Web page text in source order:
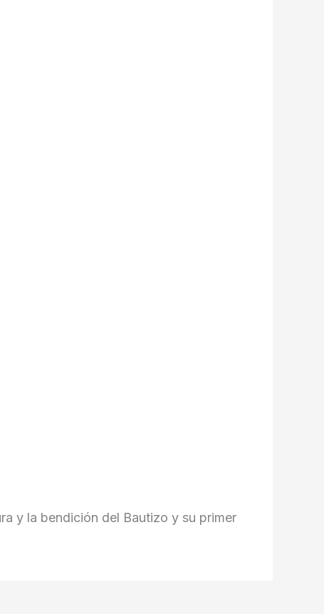
y la bendición del Bautizo y su primer